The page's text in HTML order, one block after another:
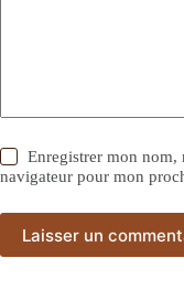
Enregistrer mon nom,
navigateur pour mon
Laisser un